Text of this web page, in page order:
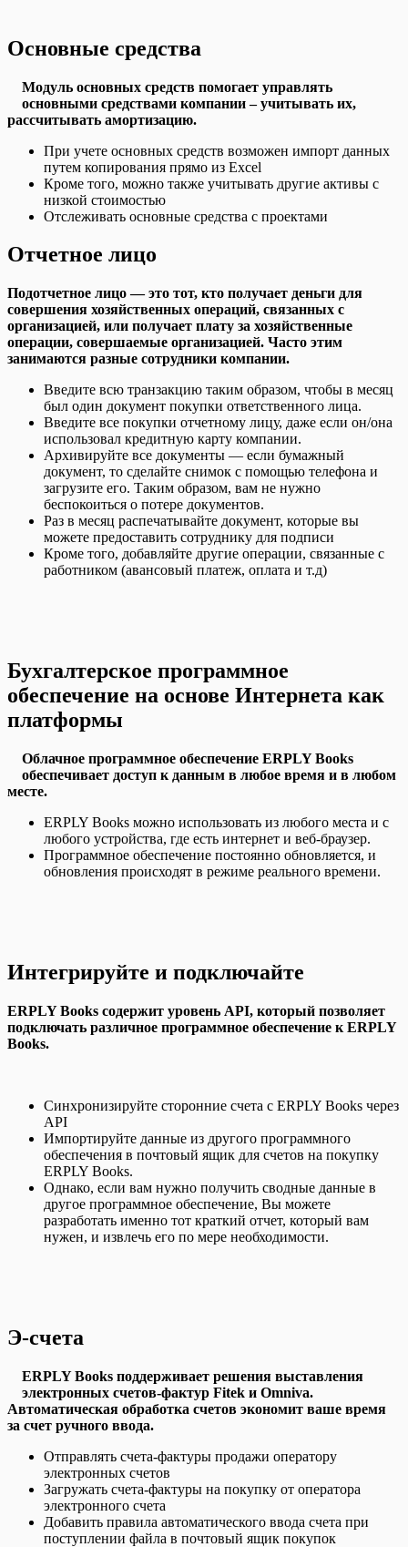
Основные средства
Модуль основных средств помогает управлять
основными средствами компании – учитывать их,
рассчитывать амортизацию.
При учете основных средств возможен импорт данных
путем копирования прямо из Excel
Кроме того, можно также учитывать другие активы с
низкой стоимостью
Отслеживать основные средства с проектами
Отчетное лицо
Подотчетное лицо — это тот, кто получает деньги для
совершения хозяйственных операций, связанных с
организацией, или получает плату за хозяйственные
операции, совершаемые организацией. Часто этим
занимаются разные сотрудники компании.
Введите всю транзакцию таким образом, чтобы в месяц
был один документ покупки ответственного лица.
Введите все покупки отчетному лицу, даже если он/она
использовал кредитную карту компании.
Архивируйте все документы — если бумажный
документ, то сделайте снимок с помощью телефона и
загрузите его. Таким образом, вам не нужно
беспокоиться о потере документов.
Раз в месяц распечатывайте документ, которые вы
можете предоставить сотруднику для подписи
Кроме того, добавляйте другие операции, связанные с
работником (авансовый платеж, оплата и т.д)
Бухгалтерское программное
обеспечение на основе Интернета как
платформы
Облачное программное обеспечение ERPLY Books
обеспечивает доступ к данным в любое время и в любом
месте.
ERPLY Books можно использовать из любого места и с
любого устройства, где есть интернет и веб-браузер.
Программное обеспечение постоянно обновляется, и
обновления происходят в режиме реального времени.
Интегрируйте и подключайте
ERPLY Books содержит уровень API, который позволяет
подключать различное программное обеспечение к ERPLY
Books.
Синхронизируйте сторонние счета с ERPLY Books через
API
Импортируйте данные из другого программного
обеспечения в почтовый ящик для счетов на покупку
ERPLY Books.
Однако, если вам нужно получить сводные данные в
другое программное обеспечение, Вы можете
разработать именно тот краткий отчет, который вам
нужен, и извлечь его по мере необходимости.
Э-счета
ERPLY Books поддерживает решения выставления
электронных счетов-фактур Fitek и Omniva.
Автоматическая обработка счетов экономит ваше время
за счет ручного ввода.
Отправлять счета-фактуры продажи оператору
электронных счетов
Загружать счета-фактуры на покупку от оператора
электронного счета
Добавить правила автоматического ввода счета при
поступлении файла в почтовый ящик покупок